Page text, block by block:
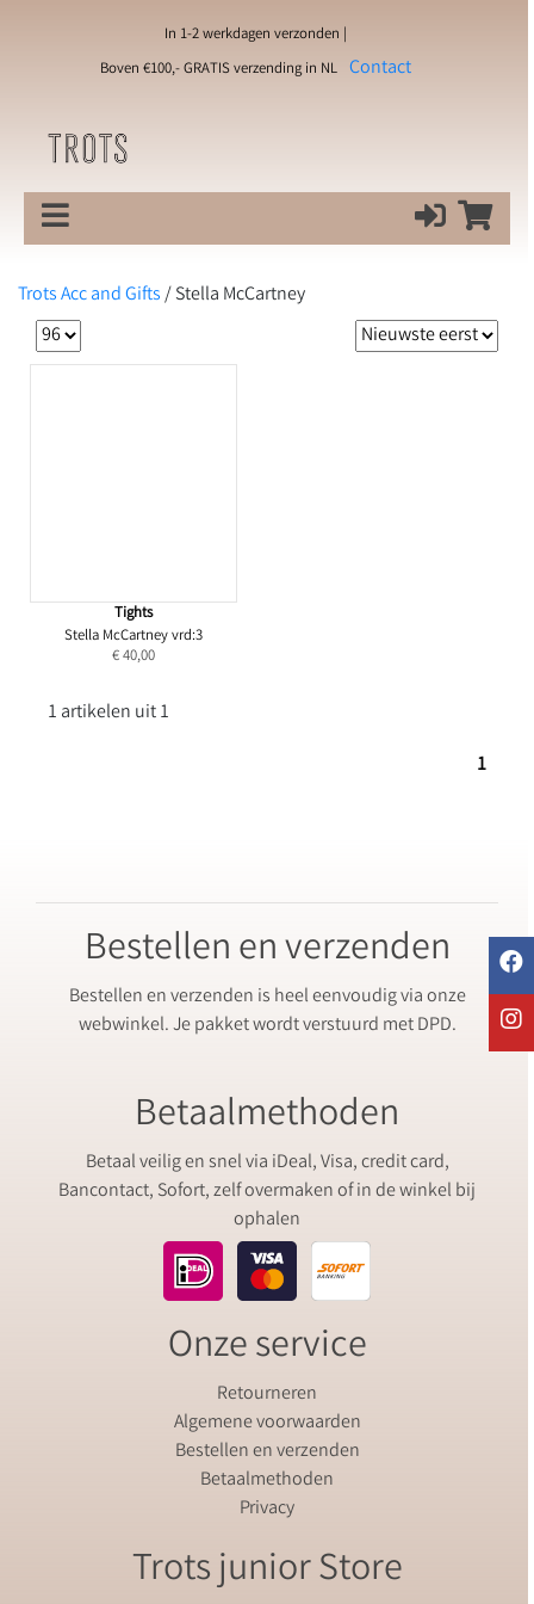
In 1-2 werkdagen verzonden |
Boven €100,- GRATIS verzending in NL Contact
Trots Acc and Gifts/Stella McCartney
Tights
Stella McCartney vrd:3
€ 40,00
1 artikelen uit 1
1
Bestellen en verzenden
Bestellen en verzenden is heel eenvoudig via onze
webwinkel. Je pakket wordt verstuurd met DPD.
Betaalmethoden
Betaal veilig en snel via iDeal, Visa, credit card,
Bancontact, Sofort, zelf overmaken of in de winkel bij
ophalen
Onze service
Retourneren
Algemene voorwaarden
Bestellen en verzenden
Betaalmethoden
Privacy
Trots junior Store